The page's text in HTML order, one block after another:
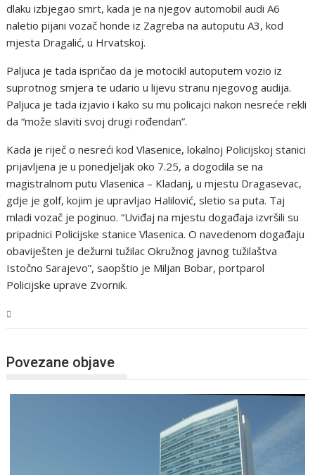
dlaku izbjegao smrt, kada je na njegov automobil audi A6
naletio pijani vozač honde iz Zagreba na autoputu A3, kod
mjesta Dragalić, u Hrvatskoj.
Paljuca je tada ispričao da je motocikl autoputem vozio iz
suprotnog smjera te udario u lijevu stranu njegovog audija.
Paljuca je tada izjavio i kako su mu policajci nakon nesreće rekli
da “može slaviti svoj drugi rođendan”.
Kada je riječ o nesreći kod Vlasenice, lokalnoj Policijskoj stanici
prijavljena je u ponedjeljak oko 7.25, a dogodila se na
magistralnom putu Vlasenica – Kladanj, u mjestu Dragasevac,
gdje je golf, kojim je upravljao Halilović, sletio sa puta. Taj
mladi vozač je poginuo. “Uviđaj na mjestu događaja izvršili su
pripadnici Policijske stanice Vlasenica. O navedenom događaju
obaviješten je dežurni tužilac Okružnog javnog tužilaštva
Istočno Sarajevo”, saopštio je Miljan Bobar, portparol
Policijske uprave Zvornik.
Povezane objave